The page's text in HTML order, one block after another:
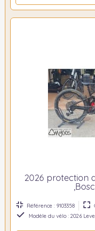
2026 protection
Référence : 9103358
Modèle du vélo : 2026